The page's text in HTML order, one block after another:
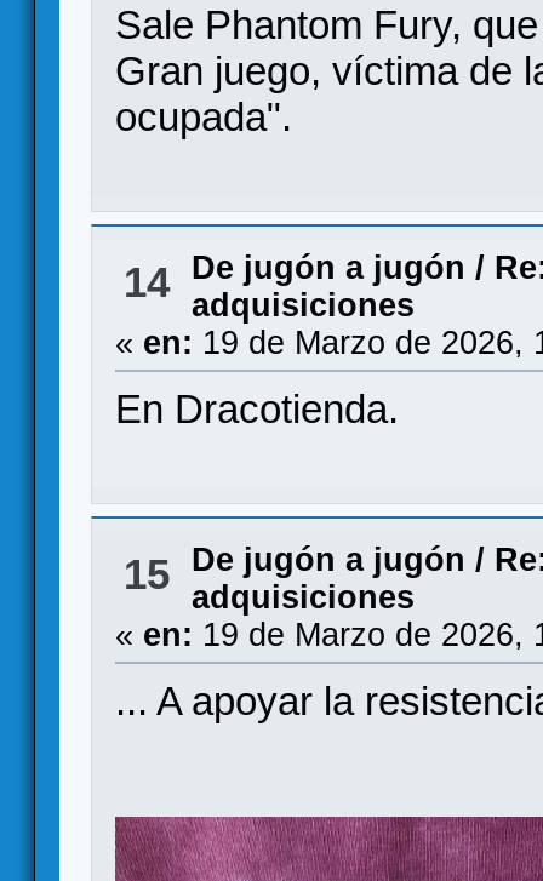
Sale Phantom Fury,
Gran juego, víctima de
ocupada".
14 De jugón a jugón /
adquisiciones
« en: 19 de Marzo de 2026,
En Dracotienda.
15 De jugón a jugón /
adquisiciones
« en: 19 de Marzo de 2026,
... A apoyar la